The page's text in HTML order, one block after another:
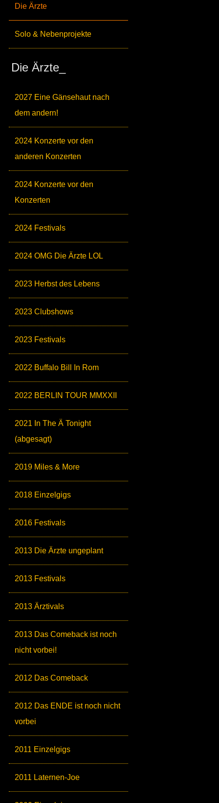
Die Ärzte
Solo & Nebenprojekte
Die Ärzte_
2027 Eine Gänsehaut nach
dem andern!
2024 Konzerte vor den
anderen Konzerten
2024 Konzerte vor den
Konzerten
2024 Festivals
2024 OMG Die Ärzte LOL
2023 Herbst des Lebens
2023 Clubshows
2023 Festivals
2022 Buffalo Bill In Rom
2022 BERLIN TOUR MMXXII
2021 In The Ä Tonight
(abgesagt)
2019 Miles & More
2018 Einzelgigs
2016 Festivals
2013 Die Ärzte ungeplant
2013 Festivals
2013 Ärztivals
2013 Das Comeback ist noch
nicht vorbei!
2012 Das Comeback
2012 Das ENDE ist noch nicht
vorbei
2011 Einzelgigs
2011 Laternen-Joe